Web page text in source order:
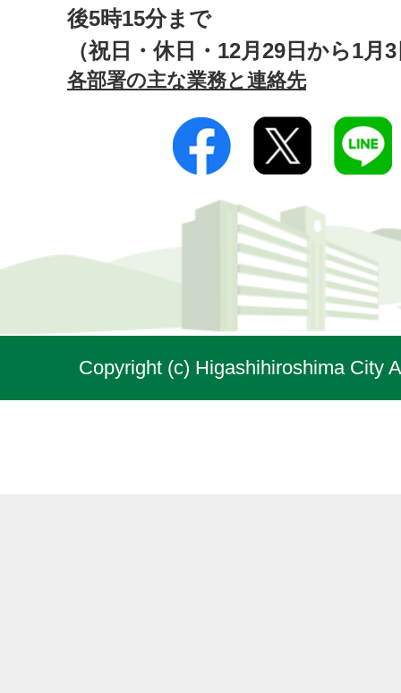
後5時15分まで
（祝日・休日・12月29日から1月
各部署の主な業務と連絡先
Copyright (c) Higashihiroshima City